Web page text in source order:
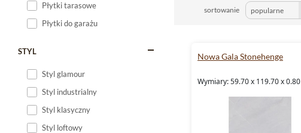
Płytki tarasowe
Płytki do garażu
STYL
Styl glamour
Styl industrialny
Styl klasyczny
Styl loftowy
sortowanie
Nowa Gala Stonehenge
Wymiary: 59.70 x 119.70 x 0.80